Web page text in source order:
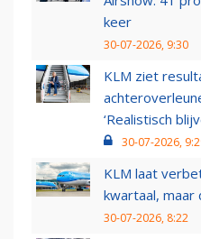
keer
30-07-2026, 9:30
KLM ziet
‘Realistisch
30-07-2026,
KLM laat
kwartaal, maar
30-07-2026, 8:22